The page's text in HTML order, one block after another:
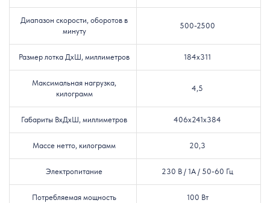
Диапазон скорости, оборотов в
минуту
500-2500
Размер лотка ДxШ, миллиметров 184x311
Максимальная нагрузка,
килограмм
4,5
Габариты ВxДxШ, миллиметров 406x241x384
Массе нетто, килограмм 20,3
Электропитание 230 В / 1A / 50-60 Гц
Потребляемая мощность 100 Вт